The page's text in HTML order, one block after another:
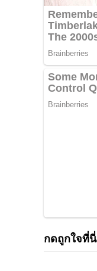
กดถูกใจที่นี่